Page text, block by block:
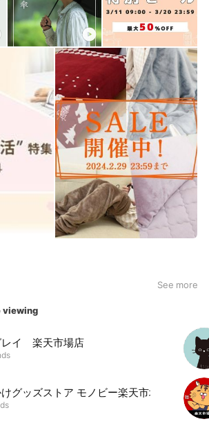
See more
viewing
レイ 楽天市場店
グッズストア モノビー楽天市場店